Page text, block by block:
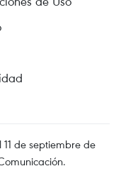
de septiembre de